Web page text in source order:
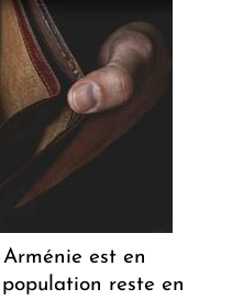
est en
reste en